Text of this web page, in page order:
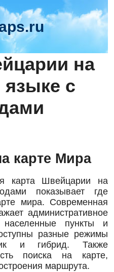
на
языке с
карте Мира
карта Швейцарии на
показывает где
мира. Современная
административное
пункты и
разные режимы
и гибрид. Также
поиска на карте,
маршрута.